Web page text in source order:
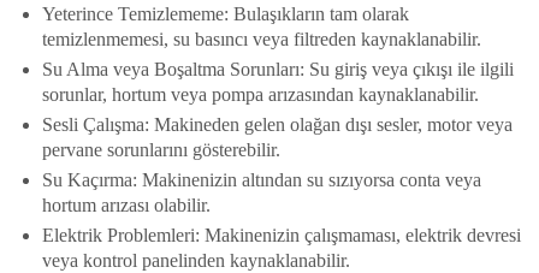
Yeterince Temizlememe: Bulaşıkların tam olarak
temizlenmemesi, su basıncı veya filtreden kaynaklanabilir.
Su Alma veya Boşaltma Sorunları: Su giriş veya çıkışı ile ilgili
sorunlar, hortum veya pompa arızasından kaynaklanabilir.
Sesli Çalışma: Makineden gelen olağan dışı sesler, motor veya
pervane sorunlarını gösterebilir.
Su Kaçırma: Makinenizin altından su sızıyorsa conta veya
hortum arızası olabilir.
Elektrik Problemleri: Makinenizin çalışmaması, elektrik devresi
veya kontrol panelinden kaynaklanabilir.